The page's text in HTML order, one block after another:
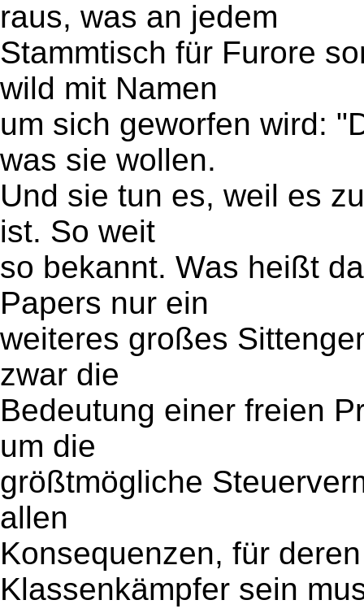
raus, was an jedem
Stammtisch für Furore
wild mit Namen
um sich geworfen wird:
was sie wollen.
Und sie tun es, weil es
ist. So weit
so bekannt. Was heißt
Papers nur ein
weiteres großes
zwar die
Bedeutung einer freien
um die
größtmögliche
allen
Konsequenzen, für
Klassenkämpfer sein